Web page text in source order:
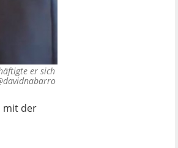
er sich
mit der